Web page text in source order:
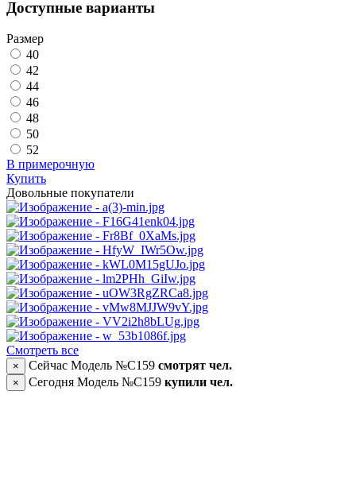
Доступные варианты
Размер
40
42
44
46
48
50
52
В примерочную
Купить
Довольные покупатели
Смотреть все
× Сейчас Модель №C159 смотрят чел.
× Сегодня Модель №C159 купили чел.